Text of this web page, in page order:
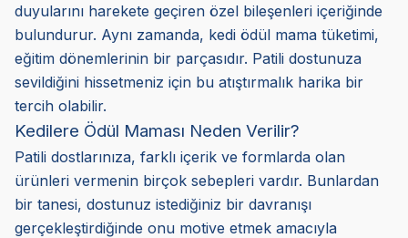
duyularını harekete geçiren özel bileşenleri içeriğinde
bulundurur. Aynı zamanda, kedi ödül mama tüketimi,
eğitim dönemlerinin bir parçasıdır. Patili dostunuza
sevildiğini hissetmeniz için bu atıştırmalık harika bir
tercih olabilir.
Kedilere Ödül Maması Neden Verilir?
Patili dostlarınıza, farklı içerik ve formlarda olan
ürünleri vermenin birçok sebepleri vardır. Bunlardan
bir tanesi, dostunuz istediğiniz bir davranışı
gerçekleştirdiğinde onu motive etmek amacıyla